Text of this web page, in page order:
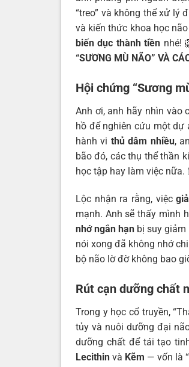
“treo” và không thể xử lý
và kiến thức khoa học
biến dục thành tiền nhé!
“SƯƠNG MÙ NÃO” VÀ
Hội chứng “Sương
Anh ơi, anh hãy nhìn vào
hồ để nghiên cứu một dự
hành vi thủ dâm nhiều,
bão đó, các thụ thể thần
học tập hay làm việc nữa.
Lộc nhận ra rằng, việc
mạnh. Anh sẽ thấy mình
nhớ ngắn hạn bị suy
nói xong đã không nhớ
bộ não lờ đờ không bao
Rút cạn dưỡng chất
Trong y học cổ truyền,
tủy và nuôi dưỡng đại
dưỡng chất để tái tạo
Lecithin và Kẽm — vốn là